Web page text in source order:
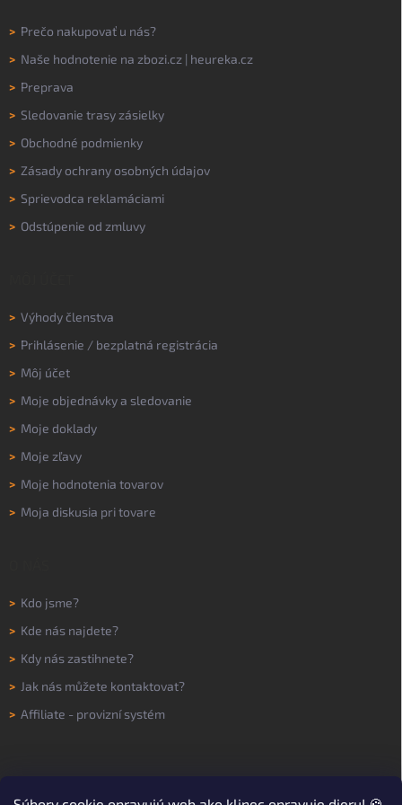
> Prečo nakupovať u nás?
> Naše hodnotenie na zbozi.cz | heureka.cz
> Preprava
> Sledovanie trasy zásielky
> Obchodné podmienky
> Zásady ochrany osobných údajov
> Sprievodca reklamáciami
> Odstúpenie od zmluvy
> Výhody členstva
> Prihlásenie / bezplatná registrácia
> Môj účet
> Moje objednávky a sledovanie
> Moje doklady
> Moje zľavy
> Moje hodnotenia tovarov
> Moja diskusia pri tovare
> Kdo jsme?
> Kde nás najdete?
> Kdy nás zastihnete?
> Jak nás můžete kontaktovat?
> Affiliate - provizní systém